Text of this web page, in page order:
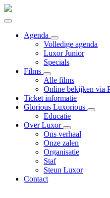
Agenda
Volledige agenda
Luxor Junior
Specials
Films
Alle films
Online bekijken via
Ticket informatie
Glorious Luxorious
Educatie
Over Luxor
Ons verhaal
Onze zalen
Organisatie
Staf
Steun Luxor
Contact